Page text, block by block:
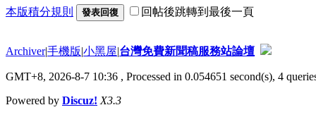
本版積分規則 發表回復 回帖後跳轉到最後一頁
Archiver|手機版|小黑屋|台灣免費新聞稿服務站論壇
GMT+8, 2026-8-7 10:36 , Processed in 0.054651 second(s), 4
Powered by Discuz! X3.3